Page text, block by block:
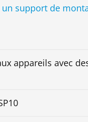
support de
appareils avec